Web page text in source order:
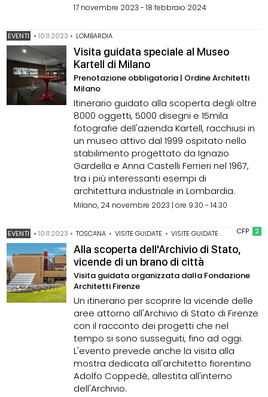
17 novembre 2023 - 18 febbraio 2024
EVENTI •10.11.2023 • LOMBARDIA
Visita guidata speciale al Museo
Kartell di Milano
Prenotazione obbligatoria | Ordine Architetti
Milano
Itinerario guidato alla scoperta degli oltre
8000 oggetti, 5000 disegni e 15mila
fotografie dell'azienda Kartell, racchiusi in
un museo attivo dal 1999 ospitato nello
stabilimento progettato da Ignazio
Gardella e Anna Castelli Ferrieri nel 1967,
tra i più interessanti esempi di
architettura industriale in Lombardia.
Milano, 24 novembre 2023 | ore 9.30 - 14.30
CFP 2
EVENTI •10.11.2023 • TOSCANA • VISITE GUIDATE • VISITE GUIDATE A FIRENZE
Alla scoperta dell'Archivio di Stato,
vicende di un brano di città
Visita guidata organizzata dalla Fondazione
Architetti Firenze
Un itinerario per scoprire la vicende delle
aree attorno all'Archivio di Stato di Firenze
con il racconto dei progetti che nel
tempo si sono susseguiti, fino ad oggi.
L'evento prevede anche la visita alla
mostra dedicata all'architetto fiorentino
Adolfo Coppedè, allestita all'interno
dell'Archivio.